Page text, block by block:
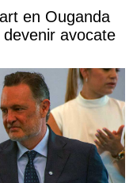
en Ouganda
avocate